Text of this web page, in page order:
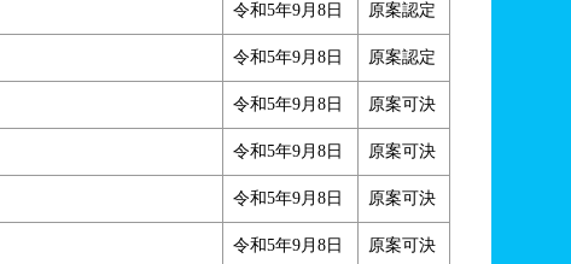
令和5年9月8日 原案認定
令和5年9月8日 原案認定
令和5年9月8日 原案可決
令和5年9月8日 原案可決
令和5年9月8日 原案可決
令和5年9月8日 原案可決